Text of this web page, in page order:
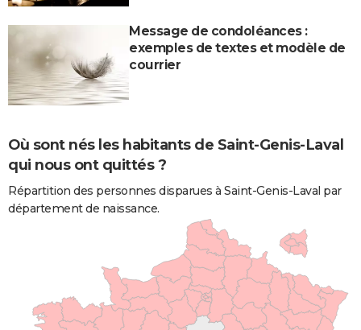
Message de condoléances :
exemples de textes et modèle de
courrier
Où sont nés les habitants de Saint-Genis-Laval
qui nous ont quittés ?
Répartition des personnes disparues à Saint-Genis-Laval par
département de naissance.